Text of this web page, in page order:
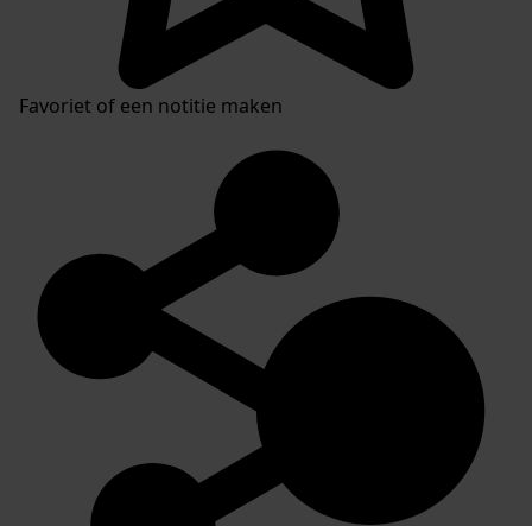
Favoriet of een notitie maken